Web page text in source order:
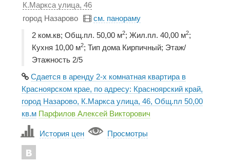
К.Маркса улица, 46
город Назарово
см. панораму
2 ком.кв; Общ.пл. 50,00 м2; Жил.пл. 40,00 м2;
Кухня 10,00 м2; Тип дома Кирпичный; Этаж/
Этажность 2/5
Сдается в аренду 2-х комнатная квартира в
Красноярском крае, по адресу: Красноярский край,
город Назарово, К.Маркса улица, 46, Общ.пл 50,00
кв.м Парфилов Алексей Викторович
История цен Просмотры